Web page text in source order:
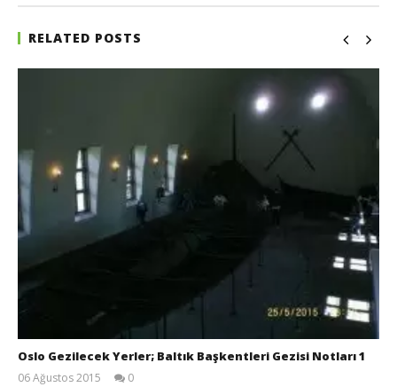
RELATED POSTS
Oslo Gezilecek Yerler; Baltık Başkentleri Gezisi Notları 1
06 Ağustos 2015
0